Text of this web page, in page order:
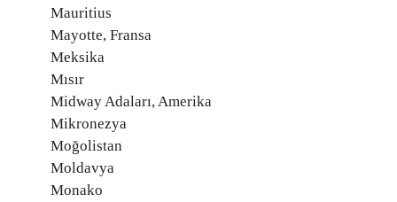
Mauritius
Mayotte, Fransa
Meksika
Mısır
Midway Adaları, Amerika
Mikronezya
Moğolistan
Moldavya
Monako